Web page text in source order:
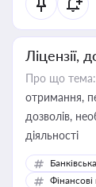
Ліцензії,
Про що тема:
отримання,
дозволів,
діяльності